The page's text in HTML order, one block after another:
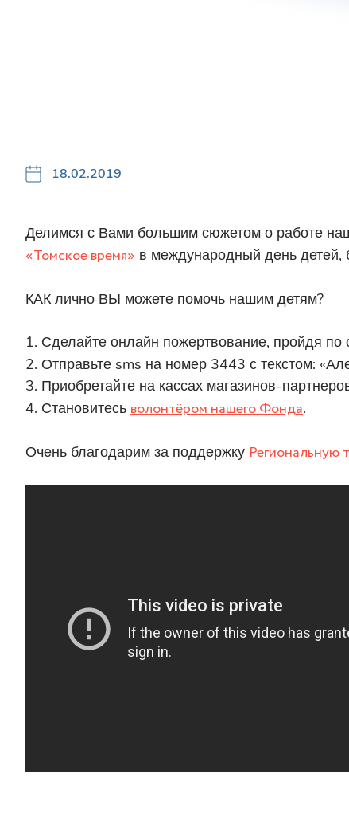
18.02.2019
Делимся с Вами большим сюжетом о работе
«Томское время» в международный день детей,
КАК лично ВЫ можете помочь нашим детям?
1. Сделайте онлайн пожертвование, пройдя по
2. Отправьте sms на номер 3443 с текстом:
3. Приобретайте на кассах магазинов-
4. Становитесь волонтёром нашего Фонда.
Очень благодарим за поддержку Региональную